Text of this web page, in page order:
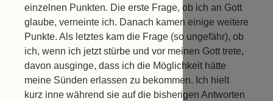
einzelnen Punkten. Die erste Frage, ob ich an Gott
glaube, verneinte ich. Danach kamen einige weitere
Punkte. Als letztes kam die Frage (so ungefähr), ob
ich, wenn ich jetzt stürbe und vor meinen Gott trete,
davon ausginge, dass ich die Möglichkeit hätte
meine Sünden erlassen zu bekommen. Ich hielt
kurz inne während sie auf die bisherigen Antworten